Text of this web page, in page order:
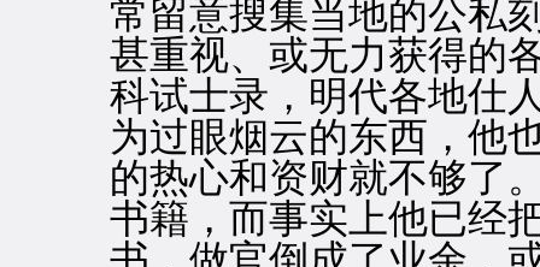
常留意搜集当地的公私
甚重视、或无力获得的
科试士录，明代各地仕
为过眼烟云的东西，他
的热心和资财就不够了
书籍，而事实上他已经